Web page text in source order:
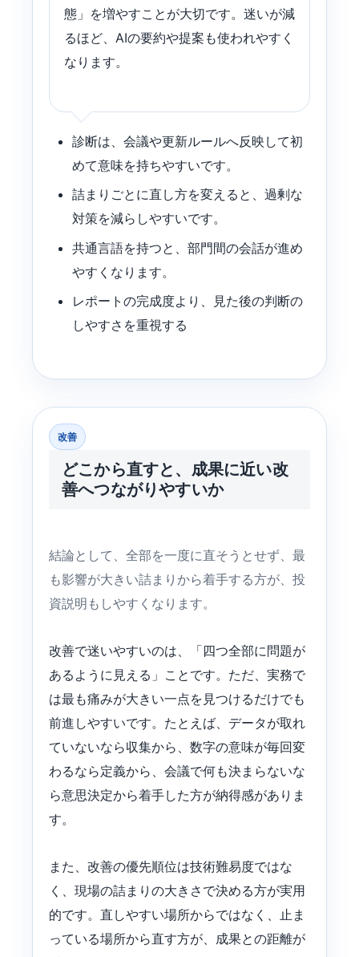
態」を増やすことが大切です。迷いが減
るほど、AIの要約や提案も使われやすく
なります。
診断は、会議や更新ルールへ反映して初
めて意味を持ちやすいです。
詰まりごとに直し方を変えると、過剰な
対策を減らしやすいです。
共通言語を持つと、部門間の会話が進め
やすくなります。
レポートの完成度より、見た後の判断の
しやすさを重視する
改善
どこから直すと、成果に近い改
善へつながりやすいか
結論として、全部を一度に直そうとせず、最
も影響が大きい詰まりから着手する方が、投
資説明もしやすくなります。
改善で迷いやすいのは、「四つ全部に問題が
あるように見える」ことです。ただ、実務で
は最も痛みが大きい一点を見つけるだけでも
前進しやすいです。たとえば、データが取れ
ていないなら収集から、数字の意味が毎回変
わるなら定義から、会議で何も決まらないな
ら意思決定から着手した方が納得感がありま
す。
また、改善の優先順位は技術難易度ではな
く、現場の詰まりの大きさで決める方が実用
的です。直しやすい場所からではなく、止ま
っている場所から直す方が、成果との距離が